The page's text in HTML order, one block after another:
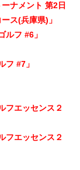
ナメント 第2日
ス(兵庫県)」
ルフ #6」
フ #7」
フエッセンス２
フエッセンス２